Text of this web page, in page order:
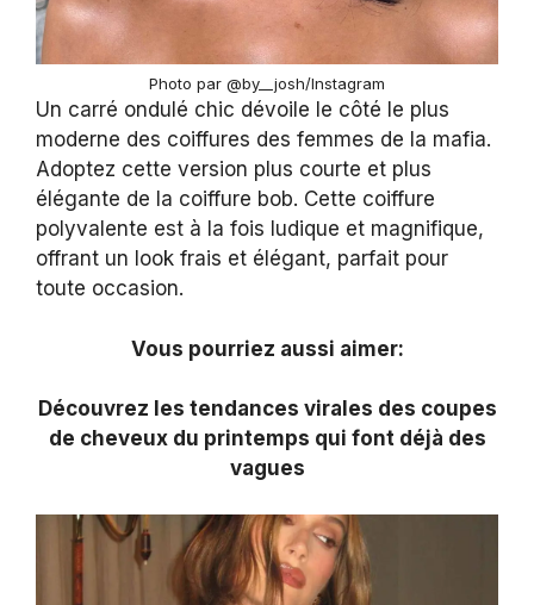
Photo par @by__josh/Instagram
Un carré ondulé chic dévoile le côté le plus
moderne des coiffures des femmes de la mafia.
Adoptez cette version plus courte et plus
élégante de la coiffure bob. Cette coiffure
polyvalente est à la fois ludique et magnifique,
offrant un look frais et élégant, parfait pour
toute occasion.
Vous pourriez aussi aimer:
Découvrez les tendances virales des coupes
de cheveux du printemps qui font déjà des
vagues